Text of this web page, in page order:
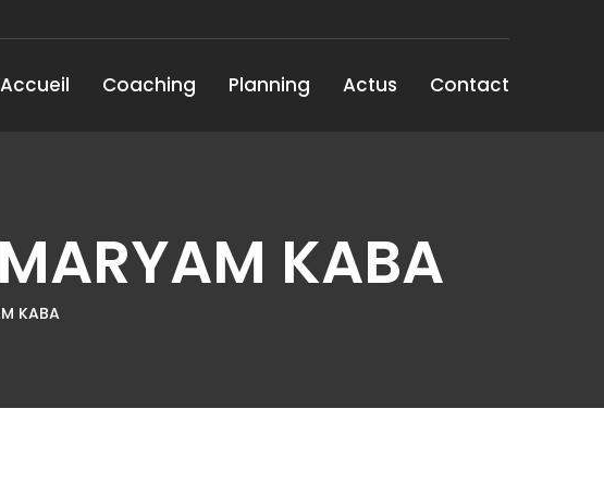
Accueil Coaching Planning Actus Contact
KABA
KABA